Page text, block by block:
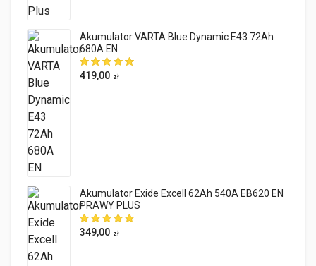
Akumulator VARTA Blue Dynamic E43 72Ah
680A EN
419,00 zł
Akumulator Exide Excell 62Ah 540A EB620 EN
PRAWY PLUS
349,00 zł